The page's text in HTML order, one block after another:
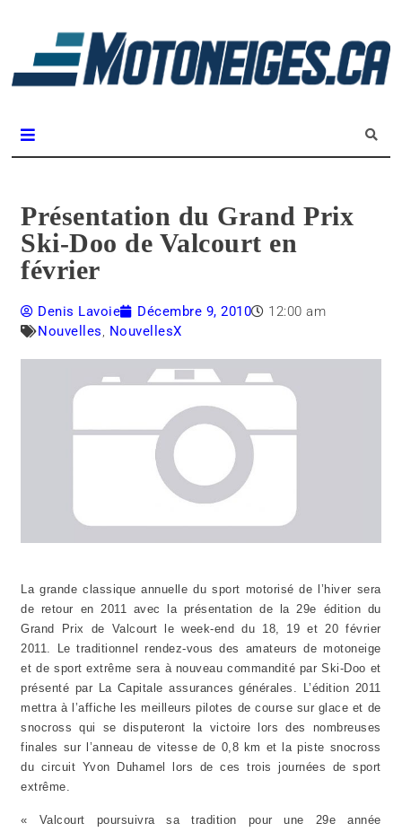
Présentation du Grand Prix
Ski-Doo de Valcourt en
février
Denis Lavoie Décembre 9, 2010
12:00 am
Nouvelles, NouvellesX
La grande classique annuelle du sport motorisé de l’hiver sera
de retour en 2011 avec la présentation de la 29e édition du
Grand Prix de Valcourt le week-end du 18, 19 et 20 février
2011. Le traditionnel rendez-vous des amateurs de motoneige
et de sport extrême sera à nouveau commandité par Ski-Doo et
présenté par La Capitale assurances générales. L’édition 2011
mettra à l’affiche les meilleurs pilotes de course sur glace et de
snocross qui se disputeront la victoire lors des nombreuses
finales sur l’anneau de vitesse de 0,8 km et la piste snocross
du circuit Yvon Duhamel lors de ces trois journées de sport
extrême.
« Valcourt poursuivra sa tradition pour une 29e année